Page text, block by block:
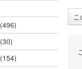
(496)
(30)
(154)